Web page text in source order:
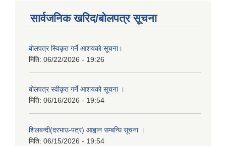
सार्वजनिक खरिद/बोलपत्र सूचना
बाेलपत्र स्विकृत गर्ने आशयकाे सूचना।
मिति: 06/22/2026 - 19:26
बोलपत्र स्वीकृत गर्ने आशयको सूचना ।
मिति: 06/16/2026 - 19:54
शिलबन्दी(दरभाउ-पत्र) आह्वान सम्बन्धि सूचना ।
मिति: 06/15/2026 - 19:54